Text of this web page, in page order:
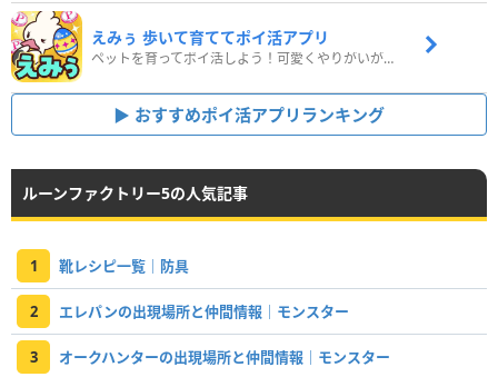
えみぅ 歩いて育ててポイ活アプリ
ペットを育ってポイ活しよう！可愛くやりがいがある新感覚アプリ
おすすめポイ活アプリランキング
ルーンファクトリー5の人気記事
1 靴レシピ一覧｜防具
2 エレパンの出現場所と仲間情報｜モンスター
3 オークハンターの出現場所と仲間情報｜モンスター